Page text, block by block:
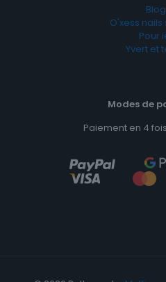
Blog
O'xess nails
Pour
Yvert et
Modes de
Paiement en 4